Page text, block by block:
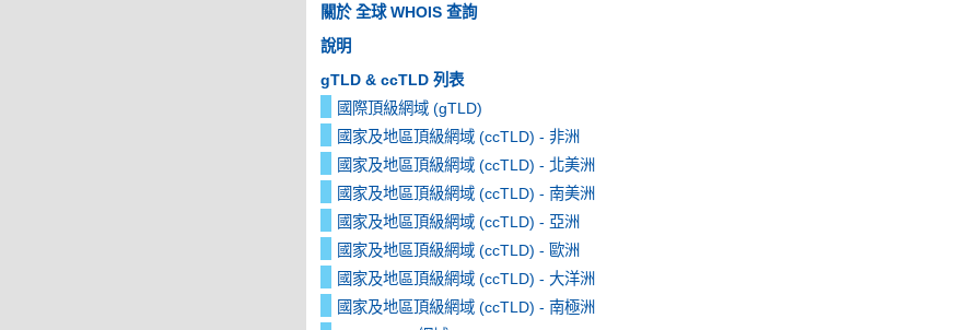
關於 全球 WHOIS 查詢
說明
gTLD & ccTLD 列表
國際頂級網域 (gTLD)
國家及地區頂級網域 (ccTLD) - 非洲
國家及地區頂級網域 (ccTLD) - 北美洲
國家及地區頂級網域 (ccTLD) - 南美洲
國家及地區頂級網域 (ccTLD) - 亞洲
國家及地區頂級網域 (ccTLD) - 歐洲
國家及地區頂級網域 (ccTLD) - 大洋洲
國家及地區頂級網域 (ccTLD) - 南極洲